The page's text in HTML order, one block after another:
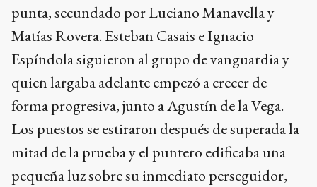
punta, secundado por Luciano Manavella y
Matías Rovera. Esteban Casais e Ignacio
Espíndola siguieron al grupo de vanguardia y
quien largaba adelante empezó a crecer de
forma progresiva, junto a Agustín de la Vega.
Los puestos se estiraron después de superada la
mitad de la prueba y el puntero edificaba una
pequeña luz sobre su inmediato perseguidor,